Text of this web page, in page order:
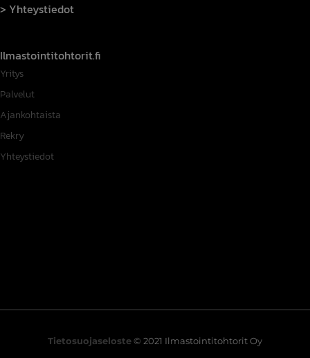
Yhteystiedot
Ilmastointitohtorit.fi
Yritys
Palvelut
Ajankohtaista
Rekry
Yhteystiedot
Tietosuojaseloste© 2021 Ilmastointitohtorit Oy